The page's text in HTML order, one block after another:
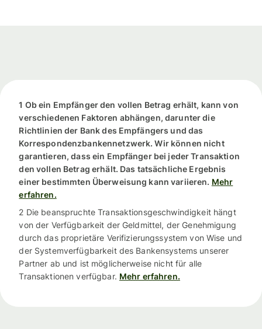
1 Ob ein Empfänger den vollen Betrag erhält, kann von
verschiedenen Faktoren abhängen, darunter die
Richtlinien der Bank des Empfängers und das
Korrespondenzbankennetzwerk. Wir können nicht
garantieren, dass ein Empfänger bei jeder Transaktion
den vollen Betrag erhält. Das tatsächliche Ergebnis
einer bestimmten Überweisung kann variieren. Mehr
erfahren.
2 Die beanspruchte Transaktionsgeschwindigkeit hängt
von der Verfügbarkeit der Geldmittel, der Genehmigung
durch das proprietäre Verifizierungssystem von Wise und
der Systemverfügbarkeit des Bankensystems unserer
Partner ab und ist möglicherweise nicht für alle
Transaktionen verfügbar. Mehr erfahren.